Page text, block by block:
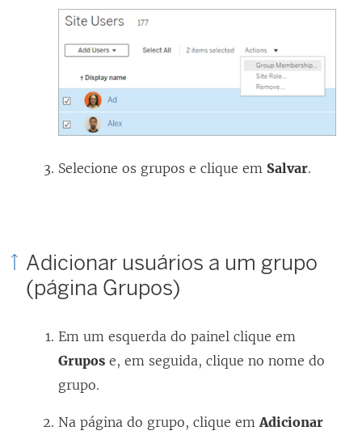
Selecione os grupos e clique em Salvar.
Adicionar usuários a um grupo
(página Grupos)
Em um esquerda do painel clique em
Grupos e, em seguida, clique no nome do
grupo.
Na página do grupo, clique em Adicionar